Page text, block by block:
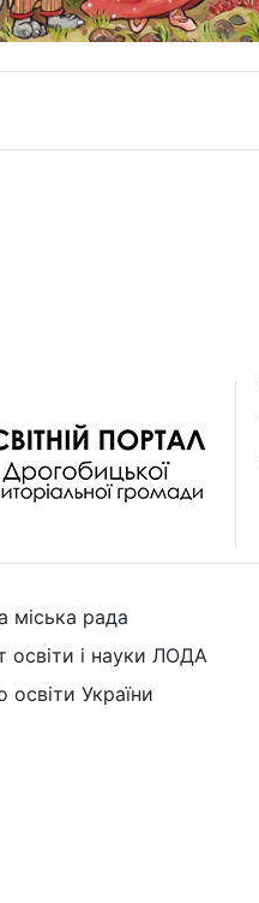
міська рада
освіти і науки ЛОДА
освіти України